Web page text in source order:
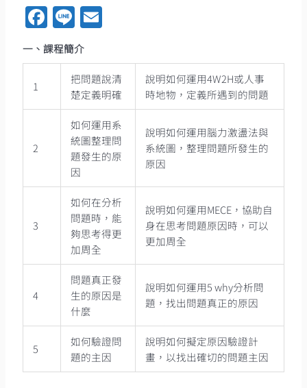
Facebook
LineEmail
一、課程簡介
1
把問題說清
楚定義明確
說明如何運用4W2H或人事
時地物，定義所遇到的問題
2
如何運用系
統圖整理問
題發生的原
因
說明如何運用腦力激盪法與
系統圖，整理問題所發生的
原因
3
如何在分析
問題時，能
夠思考得更
加周全
說明如何運用MECE，協助自
身在思考問題原因時，可以
更加周全
4
問題真正發
生的原因是
什麼
說明如何運用5 why分析問
題，找出問題真正的原因
5
如何驗證問
題的主因
說明如何擬定原因驗證計
畫，以找出確切的問題主因